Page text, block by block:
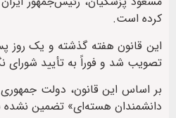
کرده است.
این قانون هفته گذشته و یک روز
تصویب شد و فوراً به تأیید شورای
بر اساس این قانون، دولت
دانشمندان هسته‌ای» تضمین نشده